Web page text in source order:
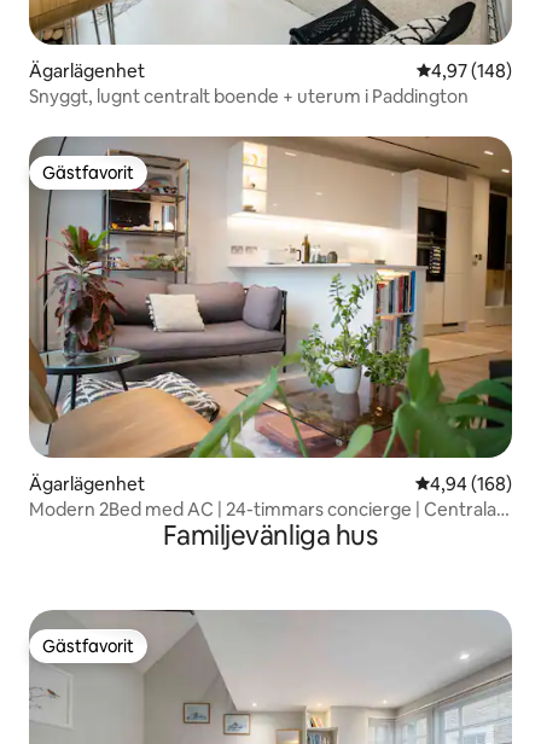
Ägarlägenhet 4,97 av 5 i
4,97 (148)
Snyggt, lugnt centralt boende + uterum i Paddington
Gästfavorit
Gästfavorit
Ägarlägenhet 4,94 av 5 i
4,94 (168)
Modern 2Bed med AC | 24-timmars concierge | Centrala
Familjevänliga hus
Gästfavorit
Gästfavorit